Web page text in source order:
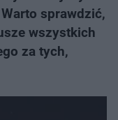
sprawdzić,
wszystkich
za tych,